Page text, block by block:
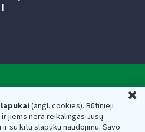
(angl. cookies). Būtinieji
jiems nėra reikalingas Jūsų
su kitų slapukų naudojimu. Savo
kodas — 188659752,